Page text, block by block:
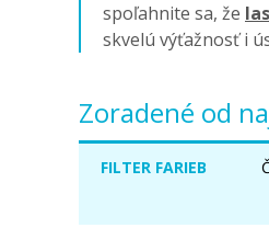
spoľahnite sa, že
skvelú výťažnosť i
Zoradené od
FILTER FARIEB